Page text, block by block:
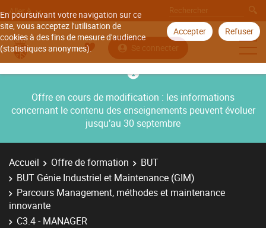
En poursuivant votre navigation sur ce
site, vous acceptez l'utilisation de
cookies à des fins de mesure d'audience
(statistiques anonymes).
Accepter Refuser
Aller à
Se connecter
Offre en cours de modification : les informations
concernant le contenu des enseignements peuvent évoluer
jusqu’au 30 septembre
Accueil Offre de formation
BUT
BUT Génie Industriel et Maintenance (GIM)
Parcours Management, méthodes et maintenance
innovante
C3.4 - MANAGER